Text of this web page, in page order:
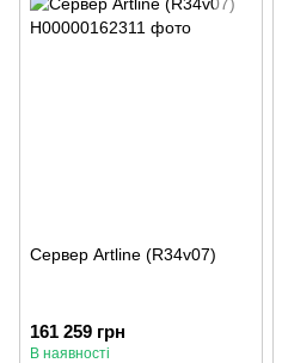
Сервер Artline (R34v07)
161 259 грн
В наявності